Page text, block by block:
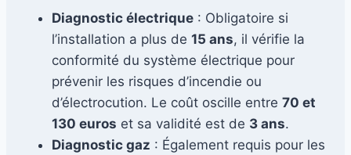
Diagnostic électrique : Obligatoire si
l’installation a plus de 15 ans, il vérifie la
conformité du système électrique pour
prévenir les risques d’incendie ou
d’électrocution. Le coût oscille entre 70 et
130 euros et sa validité est de 3 ans.
Diagnostic gaz : Également requis pour les